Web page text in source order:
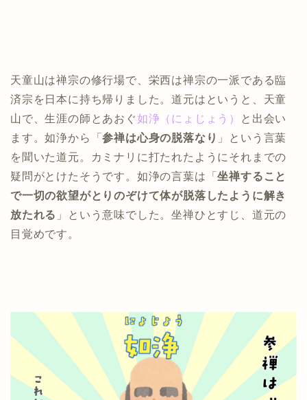
天童山は禅宗の修行場で、栄西は禅宗の一派である臨
済宗を日本に持ち帰りました。道元はというと、天童
山で、生涯の師とあおぐ如浄（にょじょう）
と出会い
ます。如浄から「参禅は心身の脱落なり 」という言葉
を聞いた道元。カミナリに打たれたようにそれまでの
疑問がとけたそうです。如浄の言葉は「坐禅すること
で一切の欲望がとりのぞけて体が脱落したように解き
放たれる 」という意味でした。坐禅ひとすじ、道元の
目覚めです。